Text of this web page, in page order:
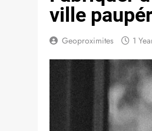
ville
Geoproximites 1